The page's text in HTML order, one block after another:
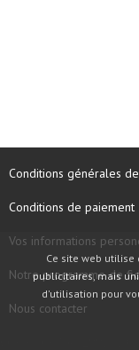
Conditions générales
Conditions de paiement
Vos informations
Notre programme de
Nous contacter
Ce site web utilise
publicitaires, mais
d'utilisation pour